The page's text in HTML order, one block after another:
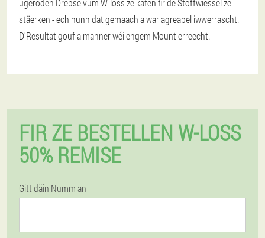
ugeroden Drëpse vum W-loss ze kafen fir de Stoffwiessel ze
stäerken - ech hunn dat gemaach a war agreabel iwwerrascht.
D'Resultat gouf a manner wéi engem Mount erreecht.
FIR ZE BESTELLEN W-LOSS
50% REMISE
Gitt däin Numm an